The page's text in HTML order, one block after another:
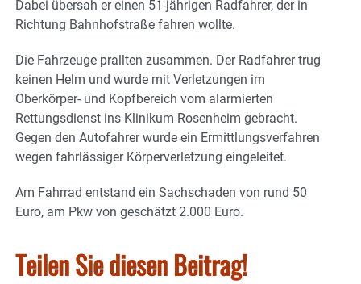
Dabei übersah er einen 51-jährigen Radfahrer, der in
Richtung Bahnhofstraße fahren wollte.
Die Fahrzeuge prallten zusammen. Der Radfahrer trug
keinen Helm und wurde mit Verletzungen im
Oberkörper- und Kopfbereich vom alarmierten
Rettungsdienst ins Klinikum Rosenheim gebracht.
Gegen den Autofahrer wurde ein Ermittlungsverfahren
wegen fahrlässiger Körperverletzung eingeleitet.
Am Fahrrad entstand ein Sachschaden von rund 50
Euro, am Pkw von geschätzt 2.000 Euro.
Teilen Sie diesen Beitrag!